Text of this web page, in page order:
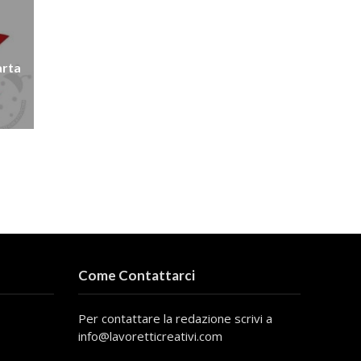
Come Contattarci
Per contattare la redazione scrivi a
info@lavoretticreativi.com